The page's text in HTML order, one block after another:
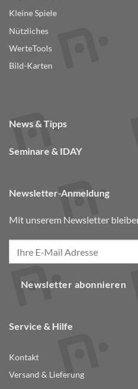
Kleine Spiele
Nützliches
WerteTools
Bild-Karten
News & Tipps
Seminare & IDAY
Newsletter-Anmeldung
Mit unserem Newsletter
Newsletter abonnieren
Service & Hilfe
Kontakt
Versand & Lieferung